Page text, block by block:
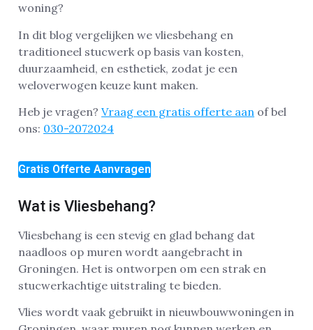
woning?
In dit blog vergelijken we vliesbehang en
traditioneel stucwerk op basis van kosten,
duurzaamheid, en esthetiek, zodat je een
weloverwogen keuze kunt maken.
Heb je vragen? Vraag een gratis offerte aan of bel
ons: 030-2072024
Gratis Offerte Aanvragen
Wat is Vliesbehang?
Vliesbehang is een stevig en glad behang dat
naadloos op muren wordt aangebracht in
Groningen. Het is ontworpen om een strak en
stucwerkachtige uitstraling te bieden.
Vlies wordt vaak gebruikt in nieuwbouwwoningen in